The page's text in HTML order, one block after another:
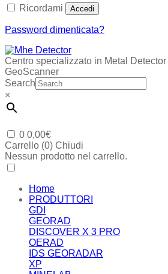
Ricordami Accedi
Password dimenticata?
Centro specializzato in Metal
GeoScanner
Search
×
0 0,00€
Carrello (0) Chiudi
Nessun prodotto nel carrello.
Home
PRODUTTORI
GDI
GEORAD
DISCOVER X 3 PRO
OERAD
IDS GEORADAR
XP